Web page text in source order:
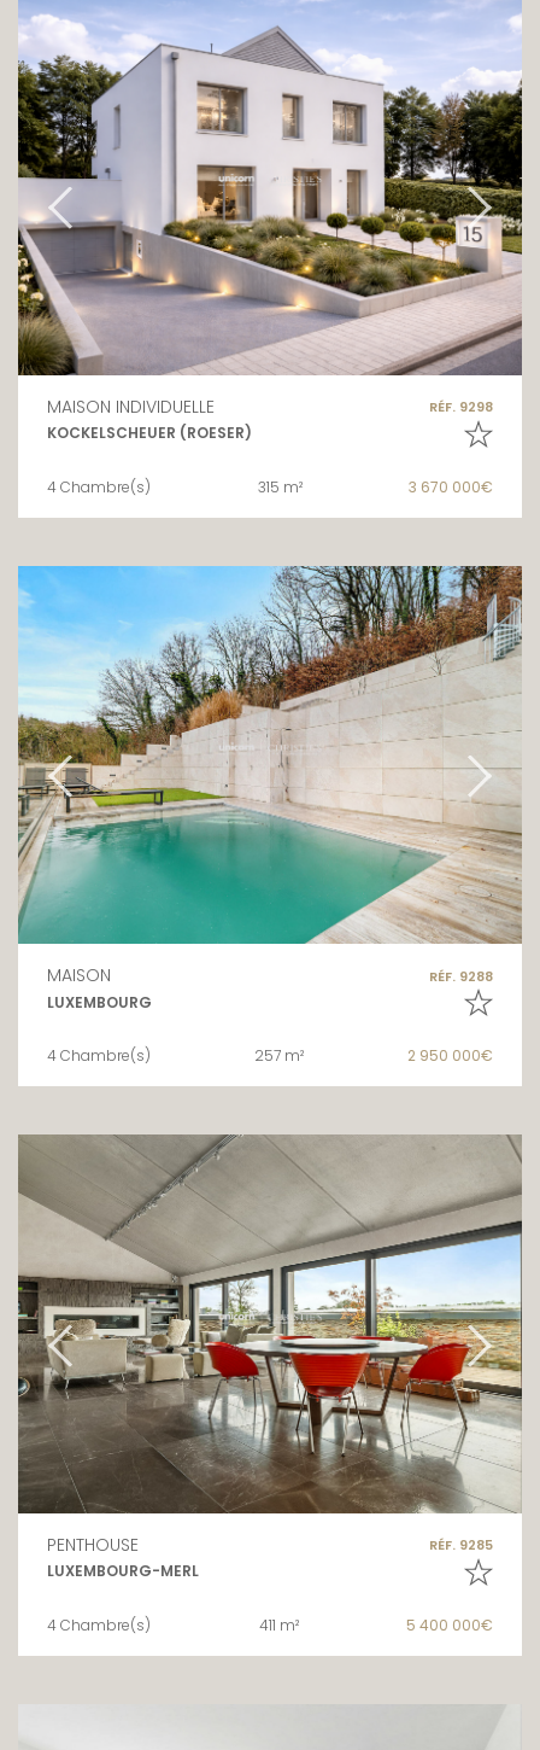
MAISON INDIVIDUELLE RÉF. 9298
KOCKELSCHEUER (ROESER)
4 Chambre(s) 315 m² 3 670 000€
MAISON RÉF. 9288
LUXEMBOURG
4 Chambre(s) 257 m² 2 950 000€
PENTHOUSE RÉF. 9285
LUXEMBOURG-MERL
4 Chambre(s) 411 m² 5 400 000€